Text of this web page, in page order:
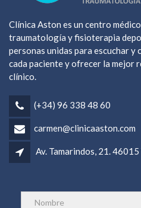
Clínica Aston es un centro
traumatología y fisioterapia
personas unidas para escuchar y
cada paciente y ofrecer la mejor
clínico.
(+34) 96 338 48 60
carmen@clinicaaston.com
Av. Tamarindos, 21. 46015